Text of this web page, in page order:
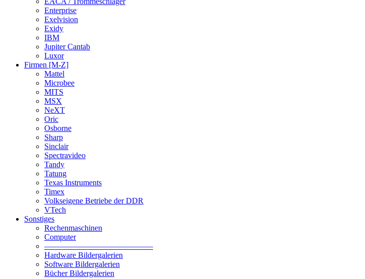
Enterprise
Exelvision
Exidy
IBM
Jupiter Cantab
Luxor
Firmen [M-Z]
Mattel
Microbee
MITS
MSX
NeXT
Oric
Osborne
Sharp
Sinclair
Spectravideo
Tandy
Tatung
Texas Instruments
Timex
Volkseigene Betriebe der DDR
VTech
Sonstiges
Rechenmaschinen
Computer
—————————————–
Hardware Bildergalerien
Software Bildergalerien
Bücher Bildergalerien